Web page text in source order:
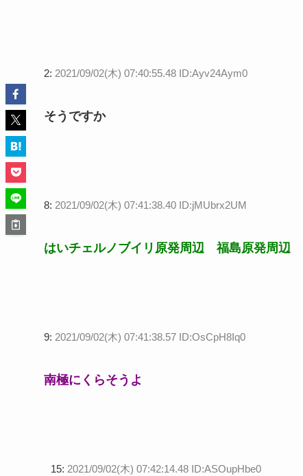
2: 2021/09/02(木) 07:40:55.48 ID:Ayv24Aym0
そうですか
8: 2021/09/02(木) 07:41:38.40 ID:jMUbrx2UM
はいチェルノブイリ原発周辺 福島原発周辺
9: 2021/09/02(木) 07:41:38.57 ID:OsCpH8Iq0
南極にくらそうよ
15: 2021/09/02(木) 07:42:14.48 ID:ASOupHbe0